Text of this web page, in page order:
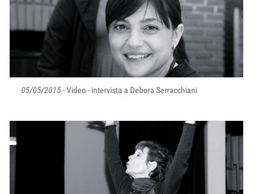
05/05/2015- Video - intervista a Debora Serracchiani